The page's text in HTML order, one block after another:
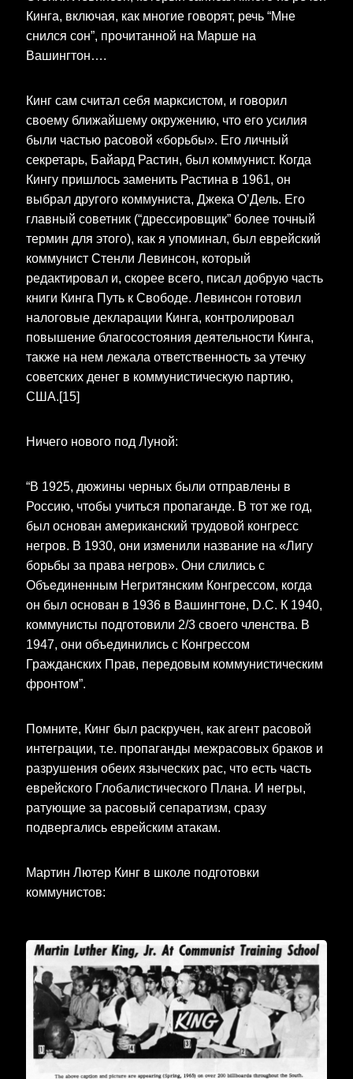
Кинга, включая, как многие говорят, речь “Мне
снился сон”, прочитанной на Марше на
Вашингтон….
Кинг сам считал себя марксистом, и говорил
своему ближайшему окружению, что его усилия
были частью расовой «борьбы». Его личный
секретарь, Байард Растин, был коммунист. Когда
Кингу пришлось заменить Растина в 1961, он
выбрал другого коммуниста, Джека О’Дель. Его
главный советник (“дрессировщик” более точный
термин для этого), как я упоминал, был еврейский
коммунист Стенли Левинсон, который
редактировал и, скорее всего, писал добрую часть
книги Кинга Путь к Свободе. Левинсон готовил
налоговые декларации Кинга, контролировал
повышение благосостояния деятельности Кинга,
также на нем лежала ответственность за утечку
советских денег в коммунистическую партию,
США.[15]
Ничего нового под Луной:
“В 1925, дюжины черных были отправлены в
Россию, чтобы учиться пропаганде. В тот же год,
был основан американский трудовой конгресс
негров. В 1930, они изменили название на «Лигу
борьбы за права негров». Они слились с
Объединенным Негритянским Конгрессом, когда
он был основан в 1936 в Вашингтоне, D.C. К 1940,
коммунисты подготовили 2/3 своего членства. В
1947, они объединились с Конгрессом
Гражданских Прав, передовым коммунистическим
фронтом”.
Помните, Кинг был раскручен, как агент расовой
интеграции, т.е. пропаганды межрасовых браков и
разрушения обеих языческих рас, что есть часть
еврейского Глобалистического Плана. И негры,
ратующие за расовый сепаратизм, сразу
подвергались еврейским атакам.
Мартин Лютер Кинг в школе подготовки
коммунистов: